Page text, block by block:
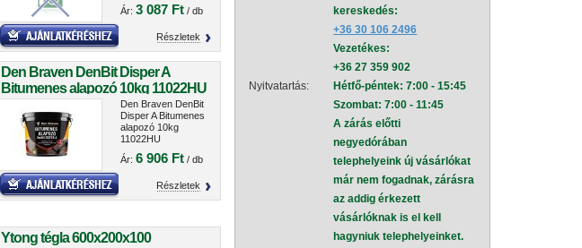
Ár: 3 087 Ft/ db
Részletek
Den Braven DenBit Disper A
Bitumenes alapozó 10kg 11022HU
Den Braven DenBit
Disper A Bitumenes
alapozó 10kg
11022HU
Ár: 6 906 Ft/ db
Részletek
Ytong tégla 600x200x100
kereskedés:
+36 30 106 2496
Vezetékes:
+36 27 359 902
Nyitvatartás:
Hétfő-péntek: 7:00 - 15:45
Szombat: 7:00 - 11:45
A zárás előtti
negyedórában
telephelyeink új vásárlókat
már nem fogadnak, zárásra
az addig érkezett
vásárlóknak is el kell
hagyniuk telephelyeinket.